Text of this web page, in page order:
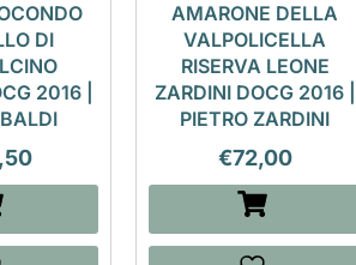
DI
2016 |
AMARONE DELLA
VALPOLICELLA
RISERVA LEONE
ZARDINI DOCG 2016 |
PIETRO ZARDINI
€72,00